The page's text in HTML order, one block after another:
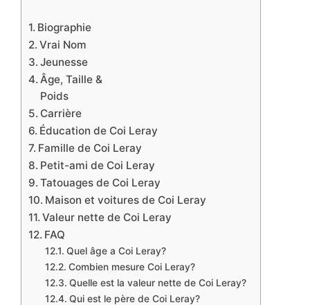
Biographie
Vrai Nom
Jeunesse
Âge, Taille &
Poids
Carrière
Éducation de Coi Leray
Famille de Coi Leray
Petit-ami de Coi Leray
Tatouages de Coi Leray
Maison et voitures de Coi Leray
Valeur nette de Coi Leray
FAQ
Quel âge a Coi Leray?
Combien mesure Coi Leray?
Quelle est la valeur nette de Coi Leray?
Qui est le père de Coi Leray?